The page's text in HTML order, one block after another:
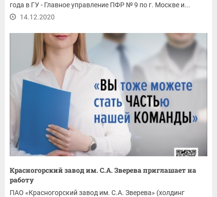
года в ГУ - Главное управление ПФР № 9 по г. Москве и...
14.12.2020
Красногорский завод им. С.А. Зверева приглашает на
работу
ПАО «Красногорский завод им. С.А. Зверева» (холдинг